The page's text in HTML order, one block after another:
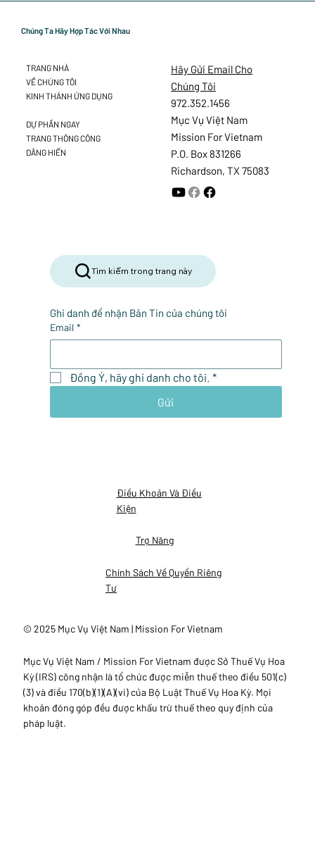
Chúng Ta Hãy Hợp Tác Với Nhau
Điều Khoản Và Điều
Kiện
Trợ Năng
Chính Sách Về Quyền Riêng
Tư
© 2025 Mục Vụ Việt Nam | Mission For Vietnam
Mục Vụ Việt Nam / Mission For Vietnam được Sở Thuế Vụ Hoa
Kỳ (IRS) công nhận là tổ chức được miễn thuế theo điều 501(c)
(3) và điều 170(b)(1)(A)(vi) của Bộ Luật Thuế Vụ Hoa Kỳ. Mọi
khoản đóng góp đều được khấu trừ thuế theo quy định của
pháp luật.
Tìm kiếm trong trang này
Ghi danh để nhận Bản Tin của chúng tôi
Email *
Đồng Ý, hãy ghi danh cho tôi. *
Gửi
Hãy Gửi Email Cho
Chúng Tôi
972.352.1456
Mục Vụ Việt Nam
Mission For Vietnam
P.O. Box 831266
Richardson, TX 75083
TRANG NHÀ
VỀ CHÚNG TÔI
KINH THÁNH ỨNG DỤNG
DỰ PHẦN NGAY
TRANG THÔNG CÔNG
DÂNG HIẾN